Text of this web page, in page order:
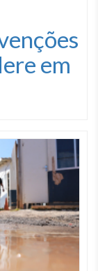
em